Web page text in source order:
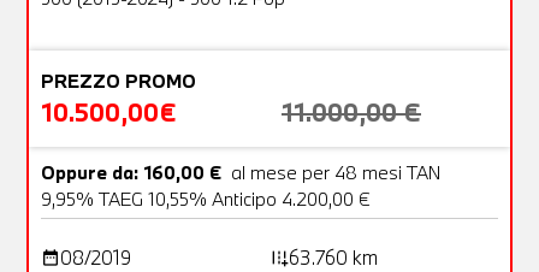
PREZZO PROMO
10.500,00€ 11.000,00 €
Oppure da: 160,00 € al mese per 48 mesi TAN
9,95% TAEG 10,55% Anticipo 4.200,00 €
date_range08/2019 add_road63.760 km